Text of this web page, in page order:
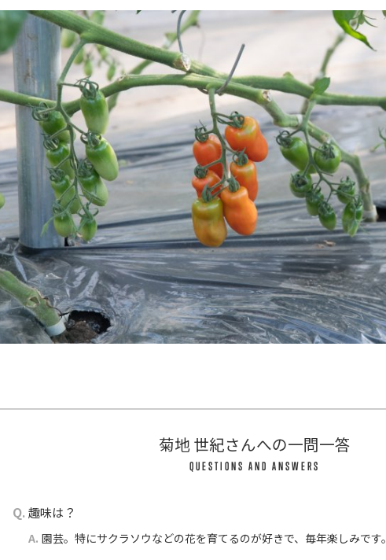
菊地 世紀さんへの一問一答
QUESTIONS AND ANSWERS
Q. 趣味は？
A. 園芸。特にサクラソウなどの花を育てるのが好きで、毎年楽しみです。